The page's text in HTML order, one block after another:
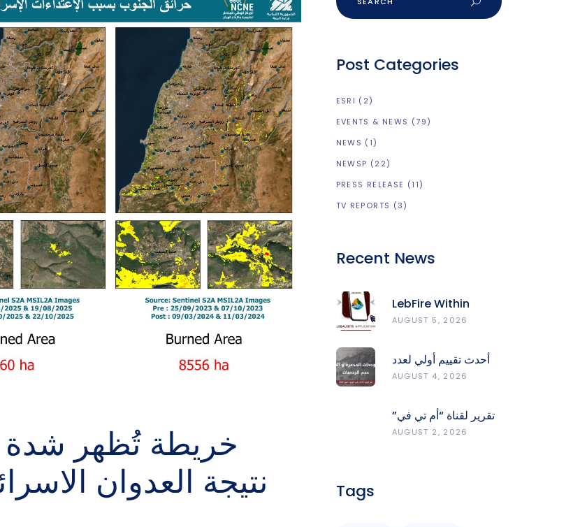
خريطة تُظهر شدة
نتيجة العدوان
Post Categories
ESRI (2)
EVENTS & NEWS (79)
NEWS (1)
NEWSP (22)
PRESS RELEASE (11)
TV REPORTS (3)
Recent News
LebFire Within
LebAlerts: Report
Protect Forests
AUGUST 5, 2026
أحدث تقييم أولي لعدد
الوحدات المدمّرة
الردميات على مستوى
الأقضية
AUGUST 4, 2026
تقرير لقناة “أم تي في”
حول انعكاسات
AUGUST 2, 2026
Tags